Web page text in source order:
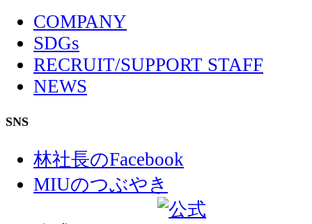
COMPANY
SDGs
RECRUIT/SUPPORT STAFF
NEWS
SNS
林社長のFacebook
MIUのつぶやき